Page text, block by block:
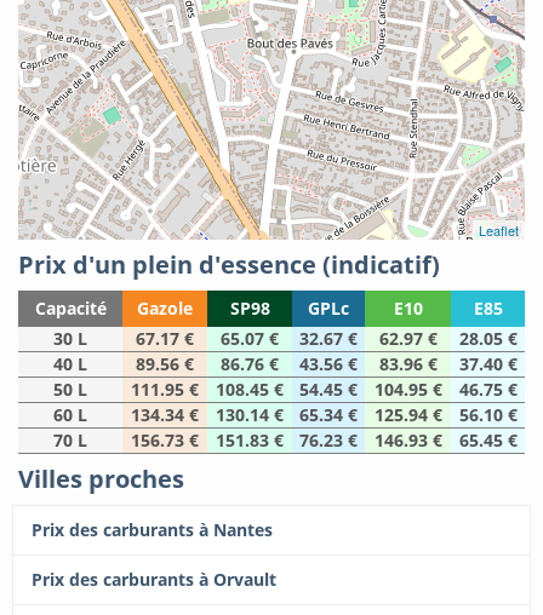
Leaflet
Prix d'un plein d'essence (indicatif)
Capacité Gazole SP98 GPLc E10
E85
30 L
67.17 € 65.07 € 32.67 € 62.97 €
28.05 €
40 L
89.56 € 86.76 € 43.56 € 83.96 €
37.40 €
50 L
111.95 € 108.45 € 54.45 € 104.95 €
46.75 €
60 L
134.34 € 130.14 € 65.34 € 125.94 €
56.10 €
70 L
156.73 € 151.83 € 76.23 € 146.93 € 65.45 €
Villes proches
Prix des carburants à Nantes
Prix des carburants à Orvault